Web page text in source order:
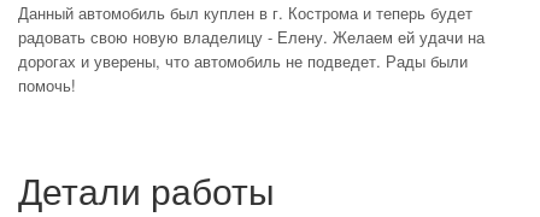
Данный автомобиль был куплен в г. Кострома и теперь будет
радовать свою новую владелицу - Елену. Желаем ей удачи на
дорогах и уверены, что автомобиль не подведет. Рады были
помочь!
Детали работы